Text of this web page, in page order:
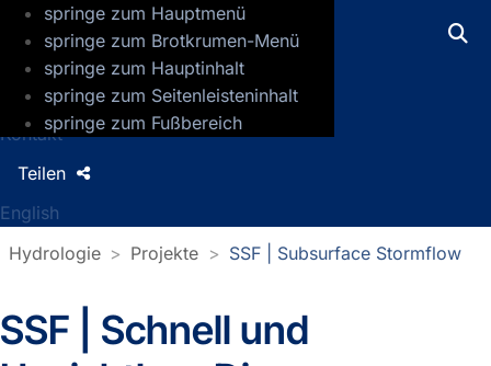
springe zum Hauptmenü
springe zum Brotkrumen-Menü
springe zum Hauptinhalt
springe zum Seitenleisteninhalt
springe zum Fußbereich
GFZ Helmholtz-Zentrum für
Presse
Jobs
Kontakt
English
Teilen
Hydrologie Projekte SSF | Subsurface Stormflow
SSF | Schnell und